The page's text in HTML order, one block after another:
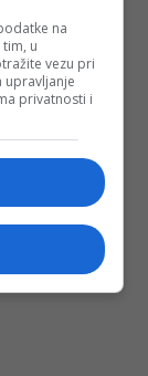
na
u
vezu pri
upravljanje
privatnosti i